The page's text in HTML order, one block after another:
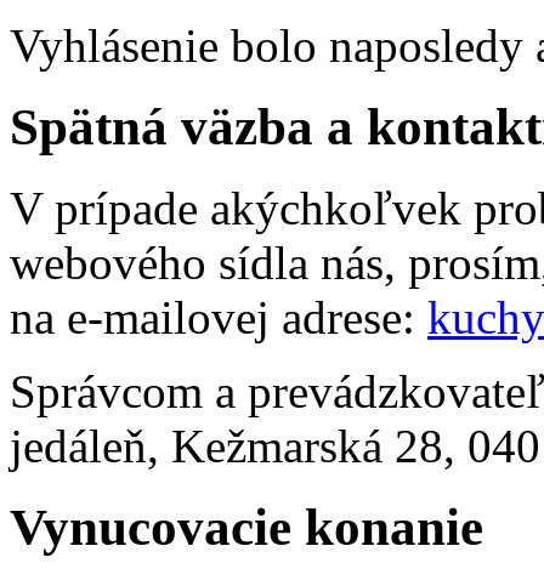
Vyhlásenie bolo
Spätná väzba a
V prípade akýchkoľvek
webového sídla nás,
na e-mailovej adrese:
Správcom a
jedáleň, Kežmarská 28,
Vynucovacie konanie